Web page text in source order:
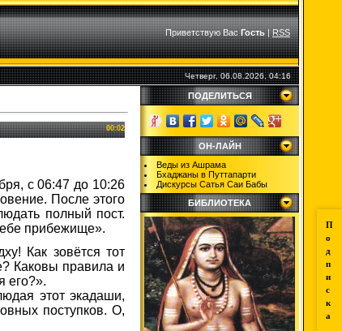
Приветствую Вас Гость|RSS
Четверг, 06.08.2026, 04:16
П
о
д
п
и
с
к
а
00:02
с 06:47 до 10:26
После этого
полный пост.
прибежище».
Как зовётся тот
Каковы правила и
его?».
этот экадаши,
поступков. О,
ПОДЕЛИТЬСЯ
ОН-ЛАЙН
Веды из Ашрама
Бхаджаны в Путтапарти
Дискурсы Сатья Саи Бабы
БИБЛИОТЕКА